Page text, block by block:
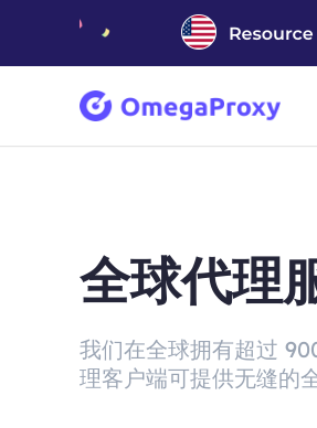
全球代理
我们在全球拥有超过
理客户端可提供无缝的